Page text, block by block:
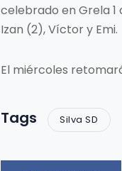
celebrado en Grela 1
Izan (2), Víctor y Emi.
El miércoles
Tags Silva SD